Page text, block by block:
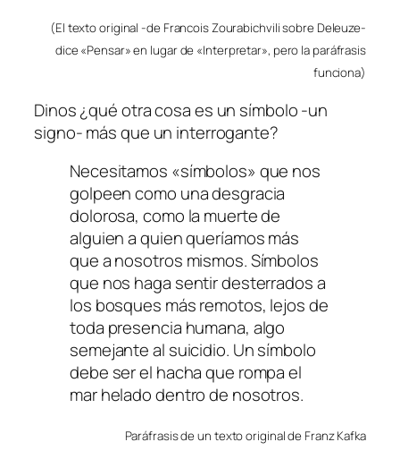
(El texto original -de Francois Zourabichvili sobre Deleuze-
dice «Pensar» en lugar de «Interpretar», pero la paráfrasis
funciona)
Dinos ¿qué otra cosa es un símbolo -un
signo- más que un interrogante?
Necesitamos «símbolos» que nos
golpeen como una desgracia
dolorosa, como la muerte de
alguien a quien queríamos más
que a nosotros mismos. Símbolos
que nos haga sentir desterrados a
los bosques más remotos, lejos de
toda presencia humana, algo
semejante al suicidio. Un símbolo
debe ser el hacha que rompa el
mar helado dentro de nosotros.
Paráfrasis de un texto original de Franz Kafka